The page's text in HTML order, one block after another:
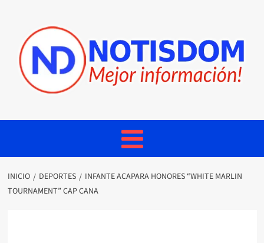
INICIO DEPORTES
INFANTE ACAPARA HONORES “WHITE MARLIN
TOURNAMENT” CAP CANA